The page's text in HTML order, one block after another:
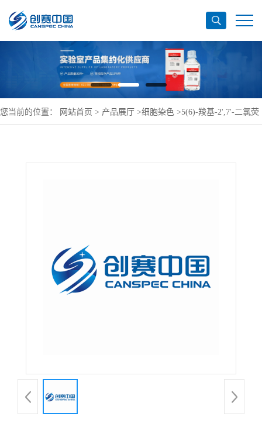
您当前的位置： 网站首页 > 产品展厅 >细胞染色 >5(6)-羧基-2',7'-二氯荧